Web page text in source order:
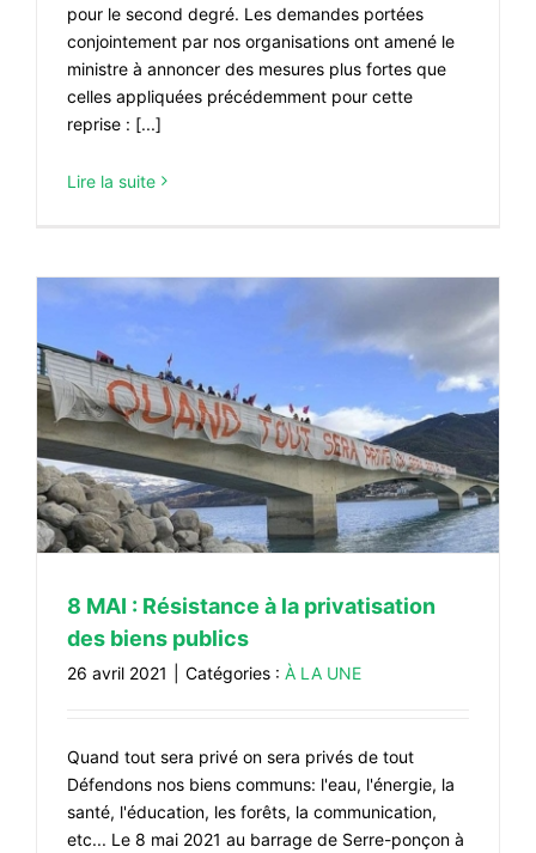
pour le second degré. Les demandes portées
conjointement par nos organisations ont amené le
ministre à annoncer des mesures plus fortes que
celles appliquées précédemment pour cette
reprise : [...]
Lire la suite
8 MAI : Résistance à la privatisation
des biens publics
26 avril 2021 Catégories : À LA UNE
Quand tout sera privé on sera privés de tout
Défendons nos biens communs: l'eau, l'énergie, la
santé, l'éducation, les forêts, la communication,
etc... Le 8 mai 2021 au barrage de Serre-ponçon à